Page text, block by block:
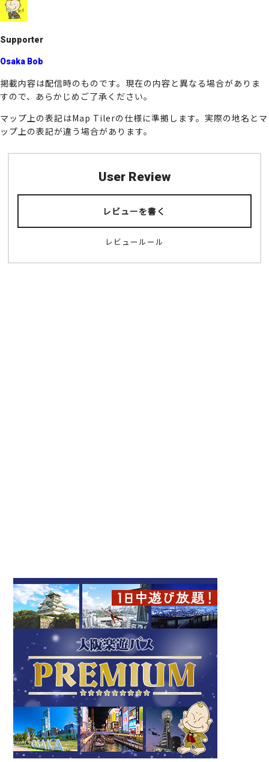
k
Supporter
Osaka Bob
掲載内容は配信時のものです。現在の内容と異なる場合がありま
すので、あらかじめご了承ください。
マップ上の表記はMap Tilerの仕様に準拠します。実際の地名とマ
ップ上の表記が違う場合があります。
User Review
レビューを書く
レビュールール